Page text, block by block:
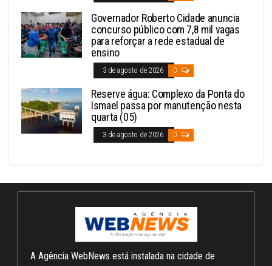
Governador Roberto Cidade anuncia
concurso público com 7,8 mil vagas
para reforçar a rede estadual de
ensino
3 de agosto de 2026 0
Reserve água: Complexo da Ponta do
Ismael passa por manutenção nesta
quarta (05)
3 de agosto de 2026 0
A Agência WebNews está instalada na cidade de